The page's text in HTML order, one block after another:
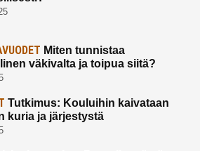
Miten tunnistaa
väkivalta ja toipua siitä?
Tutkimus: Kouluihin kaivataan
kuria ja järjestystä